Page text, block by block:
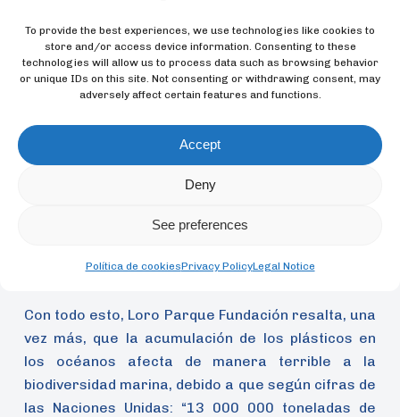
To provide the best experiences, we use technologies like cookies to
store and/or access device information. Consenting to these
technologies will allow us to process data such as browsing behavior
or unique IDs on this site. Not consenting or withdrawing consent, may
adversely affect certain features and functions.
Accept
Deny
See preferences
Política de cookiesPrivacy PolicyLegal Notice
Sobre este mismo proyectoBye Bye Plastic, Loro
Parque Fundación y la Universidad de La Laguna
inauguraron, el pasado 28 de noviembre, la
el compromiso de promover la búsqueda de
soluciones para mantener nuestro planeta más
limpio y concienciar a los ciudadanos sobre el
diferentes especies que habitan en ellos, haciendo
Con todo esto, Loro Parque Fundación resalta, una
vez más, que la acumulación de los plásticos en
los océanos afecta de manera terrible a la
biodiversidad marina, debido a que según cifras de
las Naciones Unidas: “13 000 000 toneladas de